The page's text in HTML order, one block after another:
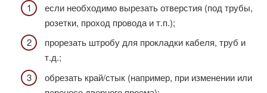
если необходимо вырезать отверстия (под трубы,
розетки, проход провода и т.п.);
прорезать штробу для прокладки кабеля, труб и
т.д.;
обрезать край/стык (например, при изменении или